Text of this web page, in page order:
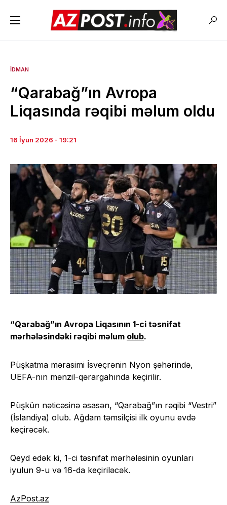
İDMAN
“Qarabağ”ın Avropa
Liqasında rəqibi məlum oldu
16 İyun 2026 - 19:21
“Qarabağ”ın Avropa Liqasının 1-ci təsnifat
mərhələsindəki rəqibi məlum olub.
Püşkatma mərasimi İsveçrənin Nyon şəhərində,
UEFA-nın mənzil-qərargahında keçirilir.
Püşkün nəticəsinə əsasən, “Qarabağ”ın rəqibi “Vestri”
(İslandiya) olub. Ağdam təmsilçisi ilk oyunu evdə
keçirəcək.
Qeyd edək ki, 1-ci təsnifat mərhələsinin oyunları
iyulun 9-u və 16-da keçiriləcək.
AzPost.az